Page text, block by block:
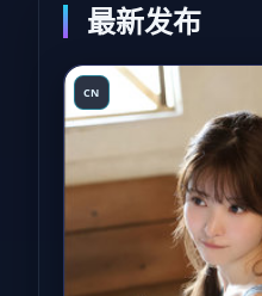
最新发布
CN